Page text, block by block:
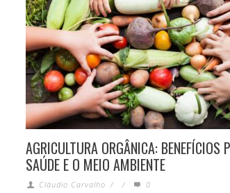
AGRICULTURA ORGÂNICA: BENEFÍCIOS
SAÚDE E O MEIO AMBIENTE
Cláudio Carvalho / / 0